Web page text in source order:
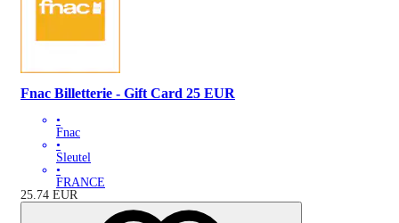
Fnac Billetterie - Gift Card 25 EUR
•
Fnac
•
Sleutel
•
FRANCE
25.74 EUR